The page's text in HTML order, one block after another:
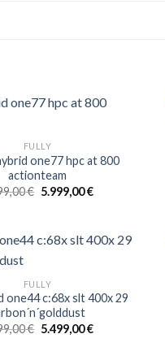
FULLY
one77 hpc at 800
actionteam
€ Ursprünglicher
5.999,00€Aktueller
FULLY
one44 c:68x slt 400x 29
€ Ursprünglicher
5.499,00€Aktueller